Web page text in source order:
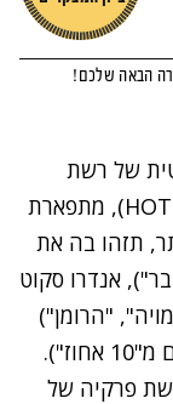
של רשת
שנחתה כעת בישראל (ומשודרת ב-HOT), מתפארת
תזהו בה את
אנדרו סקוט
"הרומן")
ואסעד בואב (שתכירו כנראה בתור הישאם מ"10 אחוז").
פרקיה של